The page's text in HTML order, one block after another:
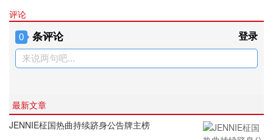
评论
0 条评论 登录
来说两句吧...
最新文章
JENNIE柾国热曲持续跻身公告牌主榜